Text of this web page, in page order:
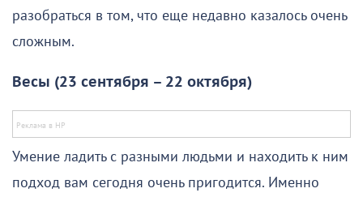
разобраться в том, что еще недавно казалось очень
сложным.
Весы (23 сентября – 22 октября)
Умение ладить с разными людьми и находить к ним
подход вам сегодня очень пригодится. Именно